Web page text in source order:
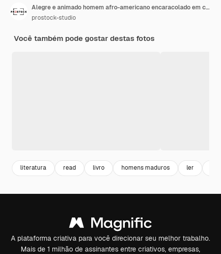
Alegre e animado homem afro-americano encaracolado em camiseta roxa parece por trás do livro
prostock-studio
Você também pode gostar destas fotos
literatura read livro homens maduros ler
A plataforma criativa para você direcionar seu melhor trabalho.
Mais de 1 milhão de assinantes entre criativos, empresas,